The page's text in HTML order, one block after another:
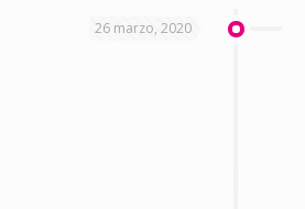
26 marzo, 2020